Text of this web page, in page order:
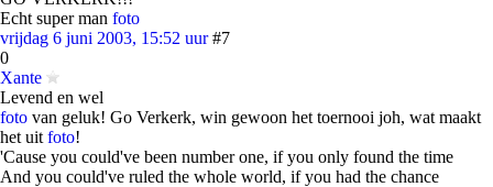
Echt super man foto
vrijdag 6 juni 2003, 15:52 uur #7
0
Xante
Levend en wel
foto van geluk! Go Verkerk, win gewoon het toernooi joh, wat maakt
het uit foto!
'Cause you could've been number one, if you only found the time
And you could've ruled the whole world, if you had the chance